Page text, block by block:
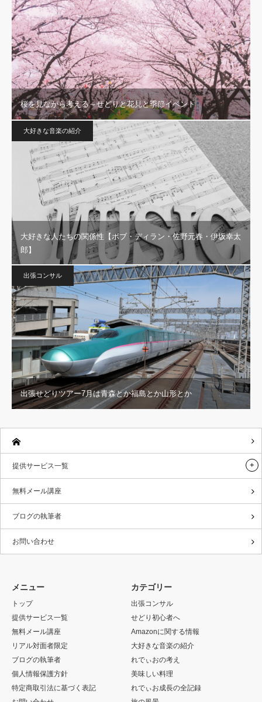
桜を見ながら考える～せどりと花見と季節イベント
大好きな音楽の紹介
大好きな人たちの関係性【ボブ・ディラン・佐野元春・伊坂幸太
郎】
出張コンサル
出張せどりツアー7月は青森とか福島とか山形とか
提供サービス一覧
無料メール講座
ブログの執筆者
お問い合わせ
メニュー
トップ
提供サービス一覧
無料メール講座
リアル対面者限定
ブログの執筆者
個人情報保護方針
特定商取引法に基づく表記
カテゴリー
出張コンサル
せどり初心者へ
Amazonに関する情報
大好きな音楽の紹介
れでぃおの考え
美味しい料理
れでぃお成長の全記録